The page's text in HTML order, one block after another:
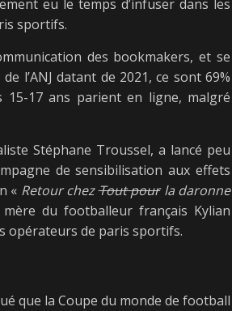
eu le temps d’infuser dans les
sportifs.
des bookmakers, et se
l’ANJ datant de 2021, ce sont 69%
17 ans parient en ligne, malgré
Stéphane Troussel, a lancé peu
de sensibilisation aux effets
« Retour chezTout pourla daronne
du footballeur français Kylian
opérateurs de paris sportifs.
que la Coupe du monde de football